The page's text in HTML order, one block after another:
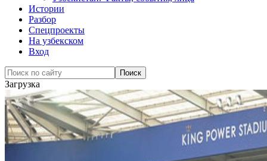
Истории
Разбор
Спецпроекты
На узбекском
Вход
Загрузка